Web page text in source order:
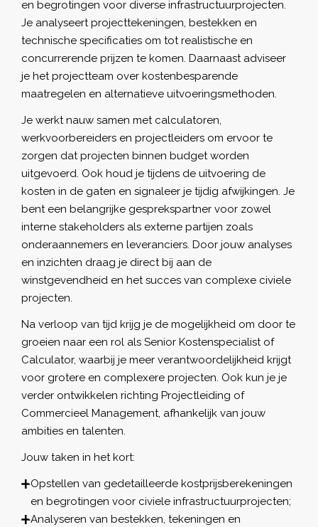
en begrotingen voor diverse infrastructuurprojecten.
Je analyseert projecttekeningen, bestekken en
technische specificaties om tot realistische en
concurrerende prijzen te komen. Daarnaast adviseer
je het projectteam over kostenbesparende
maatregelen en alternatieve uitvoeringsmethoden.
Je werkt nauw samen met calculatoren,
werkvoorbereiders en projectleiders om ervoor te
zorgen dat projecten binnen budget worden
uitgevoerd. Ook houd je tijdens de uitvoering de
kosten in de gaten en signaleer je tijdig afwijkingen. Je
bent een belangrijke gesprekspartner voor zowel
interne stakeholders als externe partijen zoals
onderaannemers en leveranciers. Door jouw analyses
en inzichten draag je direct bij aan de
winstgevendheid en het succes van complexe civiele
projecten.
Na verloop van tijd krijg je de mogelijkheid om door te
groeien naar een rol als Senior Kostenspecialist of
Calculator, waarbij je meer verantwoordelijkheid krijgt
voor grotere en complexere projecten. Ook kun je je
verder ontwikkelen richting Projectleiding of
Commercieel Management, afhankelijk van jouw
ambities en talenten.
Jouw taken in het kort:
Opstellen van gedetailleerde kostprijsberekeningen
en begrotingen voor civiele infrastructuurprojecten;
Analyseren van bestekken, tekeningen en